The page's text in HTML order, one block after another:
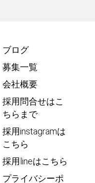
ブログ
募集一覧
会社概要
採用問合せはこ
ちらまで
採用instagramは
こちら
採用lineはこちら
プライバシーポ